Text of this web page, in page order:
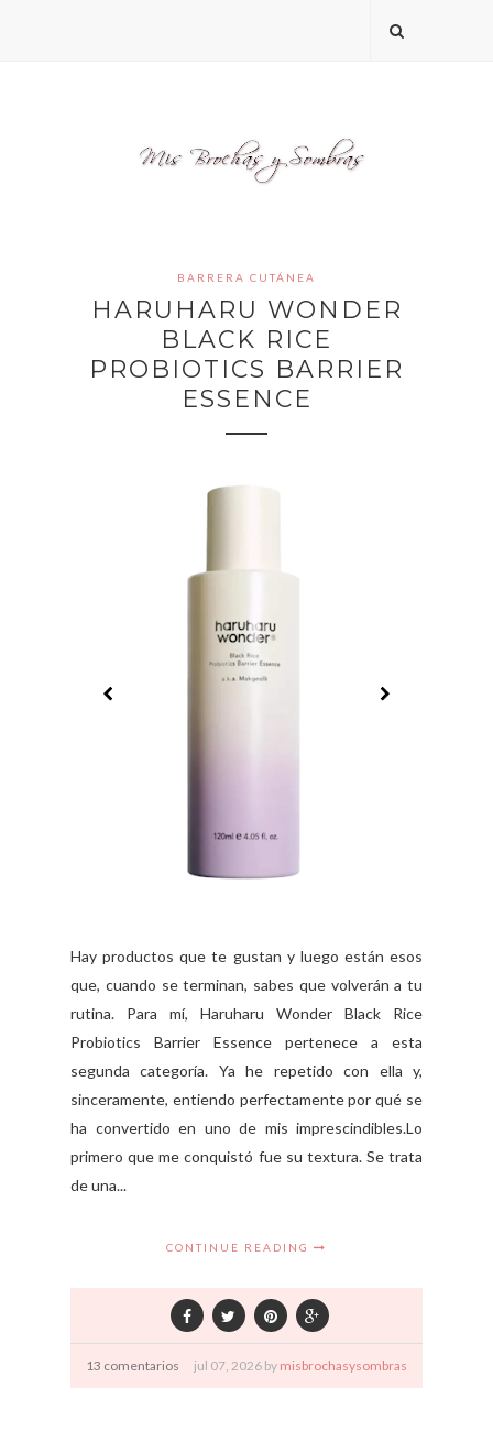
BARRERA CUTÁNEA
HARUHARU WONDER
BLACK RICE
PROBIOTICS BARRIER
ESSENCE
Hay productos que te gustan y luego están esos
que, cuando se terminan, sabes que volverán a tu
rutina. Para mí, Haruharu Wonder Black Rice
Probiotics Barrier Essence pertenece a esta
segunda categoría. Ya he repetido con ella y,
sinceramente, entiendo perfectamente por qué se
ha convertido en uno de mis imprescindibles.Lo
primero que me conquistó fue su textura. Se trata
de una...
CONTINUE READING
13 comentarios jul 07, 2026 by misbrochasysombras